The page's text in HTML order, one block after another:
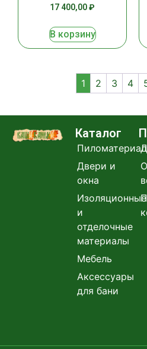
17 400,00₽
В корзину
1 2 3 4
Каталог
Двери и
окна
Изоляционные
и
отделочные
материалы
Мебель
Аксессуары
для бани